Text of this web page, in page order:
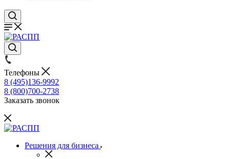
Телефоны
8 (495)136-9992
8 (800)700-2738
Заказать звонок
Решения для бизнеса